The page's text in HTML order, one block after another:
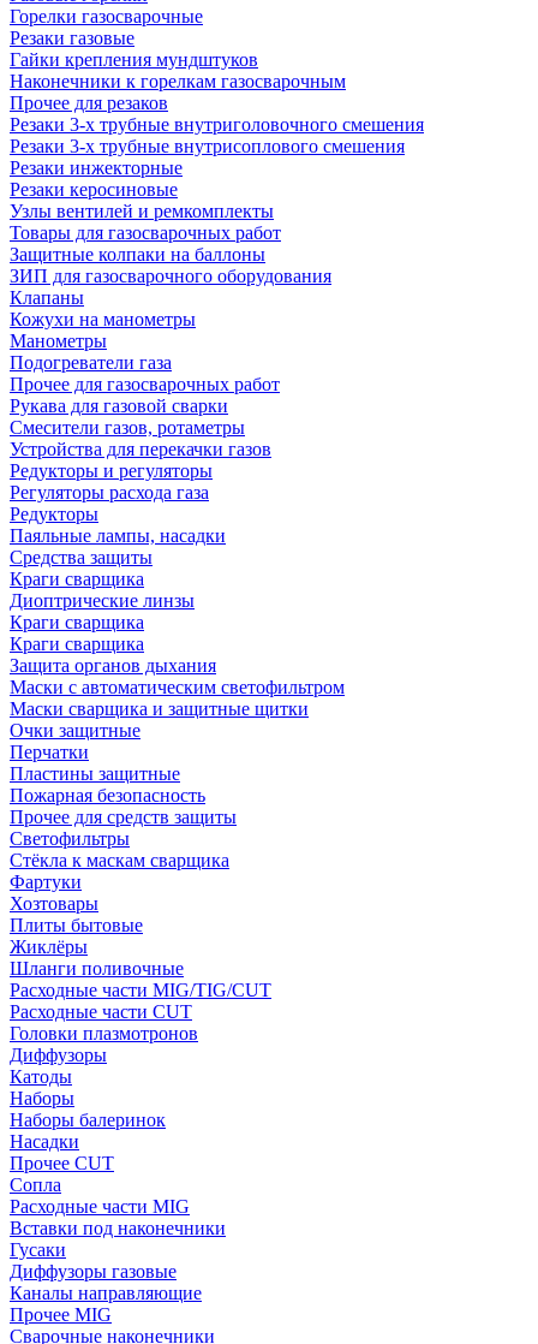
Горелки газосварочные
Резаки газовые
Гайки крепления мундштуков
Наконечники к горелкам газосварочным
Прочее для резаков
Резаки 3-х трубные внутриголовочного смешения
Резаки 3-х трубные внутрисоплового смешения
Резаки инжекторные
Резаки керосиновые
Узлы вентилей и ремкомплекты
Товары для газосварочных работ
Защитные колпаки на баллоны
ЗИП для газосварочного оборудования
Клапаны
Кожухи на манометры
Манометры
Подогреватели газа
Прочее для газосварочных работ
Рукава для газовой сварки
Смесители газов, ротаметры
Устройства для перекачки газов
Редукторы и регуляторы
Регуляторы расхода газа
Редукторы
Паяльные лампы, насадки
Средства защиты
Краги сварщика
Диоптрические линзы
Краги сварщика
Краги сварщика
Защита органов дыхания
Маски с автоматическим светофильтром
Маски сварщика и защитные щитки
Очки защитные
Перчатки
Пластины защитные
Пожарная безопасность
Прочее для средств защиты
Светофильтры
Стёкла к маскам сварщика
Фартуки
Хозтовары
Плиты бытовые
Жиклёры
Шланги поливочные
Расходные части MIG/TIG/CUT
Расходные части CUT
Головки плазмотронов
Диффузоры
Катоды
Наборы
Наборы балеринок
Насадки
Прочее CUT
Сопла
Расходные части MIG
Вставки под наконечники
Гусаки
Диффузоры газовые
Каналы направляющие
Прочее MIG
Сварочные наконечники